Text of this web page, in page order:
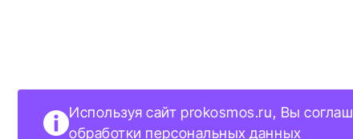
Используя сайт prokosmos.ru, Вы
обработки персональных данных